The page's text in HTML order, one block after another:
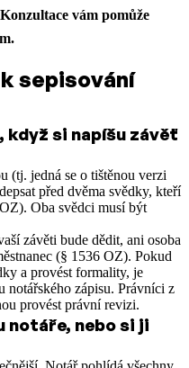
vám pomůže
sepisování
si napíšu závěť
(tj. jedná se o tištěnou verzi
před dvěma svědky, kteří
Oba svědci musí být
závěti bude dědit, ani osoba
(§ 1536 OZ). Pokud
a provést formality, je
notářského zápisu. Právníci z
provést právní revizi.
notáře, nebo si ji